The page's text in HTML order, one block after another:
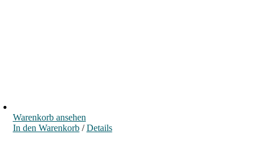
r
e
s
t
Warenkorb ansehen
In den Warenkorb / Details